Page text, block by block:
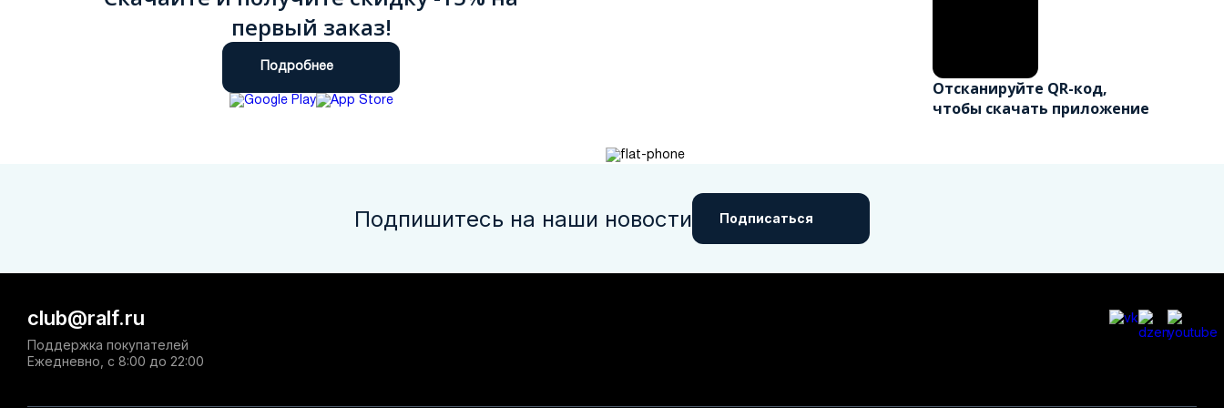
первый заказ!
Подробнее
Отсканируйте QR-код,
чтобы скачать приложение
Подпишитесь на наши новости Подписаться
club@ralf.ru
Поддержка покупателей
Ежедневно, с 8:00 до 22:00